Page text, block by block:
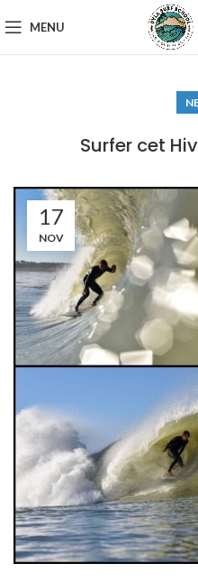
MENU
Surfer cet
17
NOV